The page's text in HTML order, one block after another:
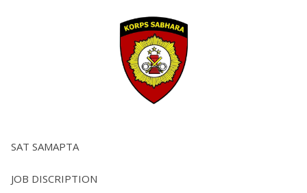
SAT SAMAPTA
JOB DISCRIPTION